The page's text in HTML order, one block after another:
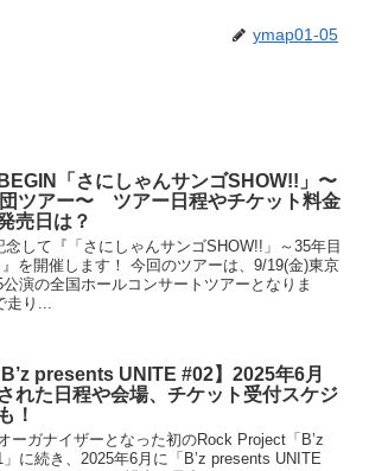
ymap01-05
「さにしゃんサンゴSHOW!!」〜
ツアー〜 ツアー日程やチケット料金
売日は？
念して『「さにしゃんサンゴSHOW!!」～35年目
を開催します！ 今回のツアーは、9/19(金)東京
演の全国ホールコンサートツアーとなりま
走り...
presents UNITE #02】2025年6月
れた日程や会場、チケット受付スケジ
！
ーガナイザーとなった初のRock Project「B’z
に続き、2025年6月に「B’z presents UNITE